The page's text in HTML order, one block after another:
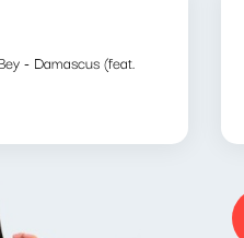
- Damascus (feat.